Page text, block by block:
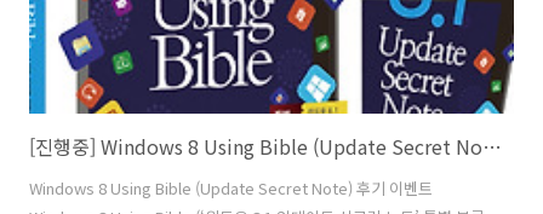
[진행중] Windows 8 Using Bible (Update Secret Note) 후기 이벤트
Windows 8 Using Bible (Update Secret Note) 후기 이벤트